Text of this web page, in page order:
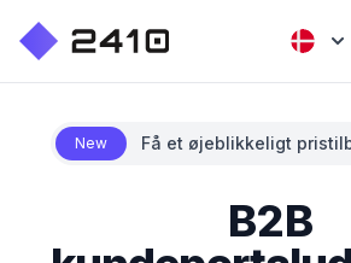
New Få et øjeblikkeligt
B2B